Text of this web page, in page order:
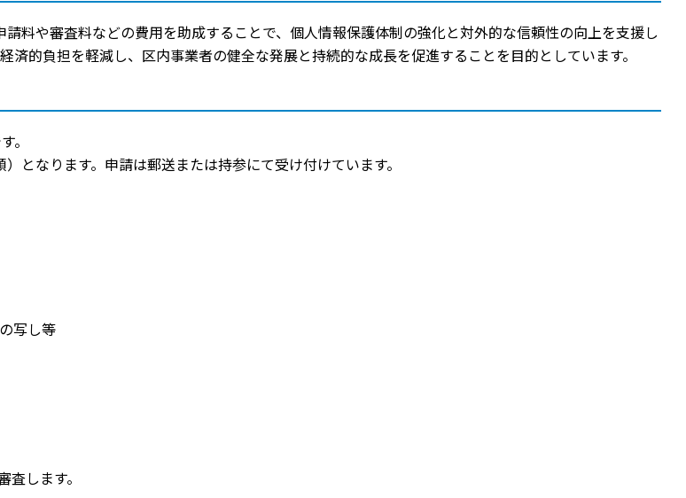
料や審査料などの費用を助成することで、個人情報保護体制の強化と対外的な信頼性の向上を支援し
的負担を軽減し、区内事業者の健全な発展と持続的な成長を促進することを目的としています。
。
となります。申請は郵送または持参にて受け付けています。
写し等
します。